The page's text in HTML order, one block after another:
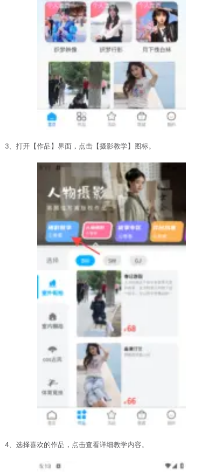
3、打开【作品】界面，点击【摄影教学】图标。
4、选择喜欢的作品，点击查看详细教学内容。